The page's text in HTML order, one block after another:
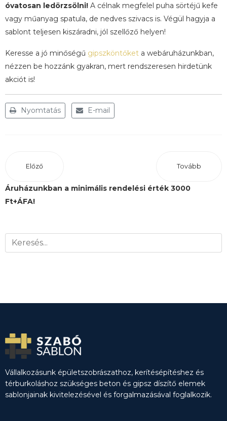
Áruházunkban a minimális rendelési érték 3000
Ft+ÁFA!
óvatosan ledörzsölni!A célnak megfelel puha sörtéjű kefe
vagy műanyag spatula, de nedves szivacs is. Végül hagyja a
sablont teljesen kiszáradni, jól szellőző helyen!
Keresse a jó minőségű gipszköntőketa webáruházunkban,
nézzen be hozzánk gyakran, mert rendszeresen hirdetünk
akciót is!
Nyomtatás E-mail
Előző Tovább
Vállalkozásunk épületszobrászathoz, kerítésépítéshez és
térburkoláshoz szükséges beton és gipsz díszítő elemek
sablonjainak kivitelezésével és forgalmazásával foglalkozik.